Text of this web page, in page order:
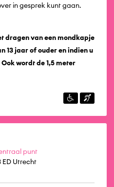
in gesprek kunt gaan.
dragen van een mondkapje
13 jaar of ouder en indien u
wordt de 1,5 meter
punt
ED Utrecht